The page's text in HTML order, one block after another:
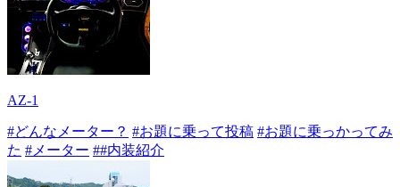
AZ-1
#どんなメーター？ #お題に乗って投稿 #お題に乗っかってみ
た #メーター ##内装紹介